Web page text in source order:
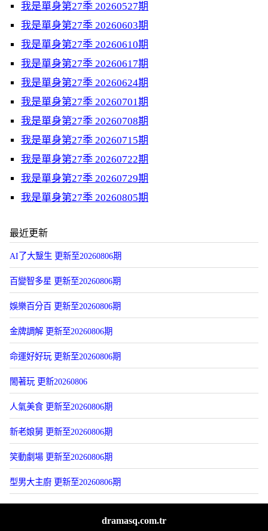
我是單身第27季 20260527期
我是單身第27季 20260603期
我是單身第27季 20260610期
我是單身第27季 20260617期
我是單身第27季 20260624期
我是單身第27季 20260701期
我是單身第27季 20260708期
我是單身第27季 20260715期
我是單身第27季 20260722期
我是單身第27季 20260729期
我是單身第27季 20260805期
最近更新
AI了大毉生 更新至20260806期
百變智多星 更新至20260806期
娛樂百分百 更新至20260806期
金牌調解 更新至20260806期
命運好好玩 更新至20260806期
閙著玩 更新20260806
人氣美食 更新至20260806期
新老娘舅 更新至20260806期
笑動劇場 更新至20260806期
型男大主廚 更新至20260806期
dramasq.com.tr